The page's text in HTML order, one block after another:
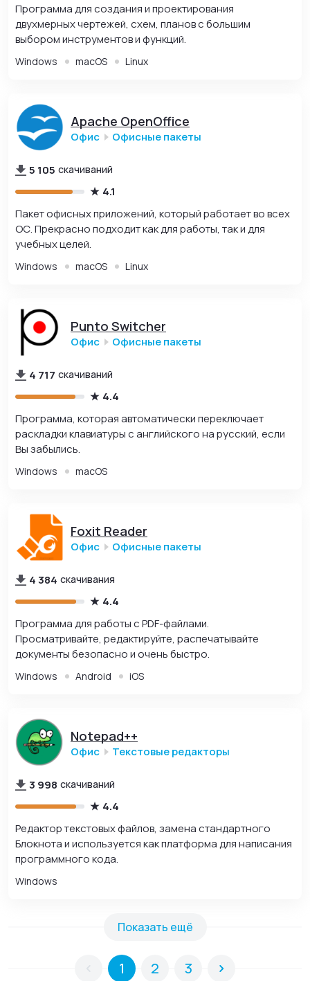
Программа для создания и проектирования
двухмерных чертежей, схем, планов с большим
выбором инструментов и функций.
Windows macOS Linux
Apache OpenOffice
Офис Офисные пакеты
5 105 скачиваний
4.1
Пакет офисных приложений, который работает во всех
ОС. Прекрасно подходит как для работы, так и для
учебных целей.
Windows macOS Linux
Punto Switcher
Офис Офисные пакеты
4 717 скачиваний
4.4
Программа, которая автоматически переключает
раскладки клавиатуры с английского на русский, если
Вы забылись.
Windows macOS
Foxit Reader
Офис Офисные пакеты
4 384 скачивания
4.4
Программа для работы с PDF-файлами.
Просматривайте, редактируйте, распечатывайте
документы безопасно и очень быстро.
Windows Android iOS
Notepad++
Офис Текстовые редакторы
3 998 скачиваний
4.4
Редактор текстовых файлов, замена стандартного
Блокнота и используется как платформа для написания
программного кода.
Windows
1 2 3
Показать ещё